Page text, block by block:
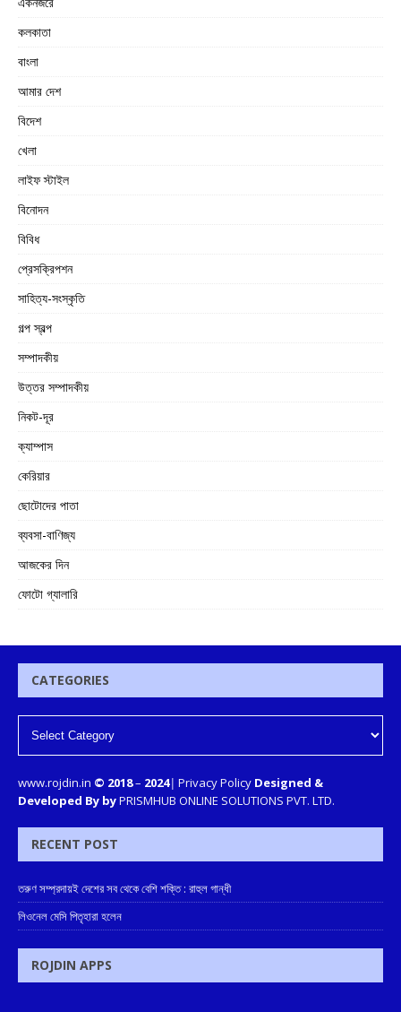
কলকাতা
বাংলা
আমার দেশ
বিদেশ
খেলা
লাইফ স্টাইল
বিনোদন
বিবিধ
প্রেসক্রিপশন
সাহিত্য-সংস্কৃতি
গল্প স্বল্প
সম্পাদকীয়
উত্তর সম্পাদকীয়
নিকট-দূর
ক্যাম্পাস
কেরিয়ার
ছোটোদের পাতা
ব্যবসা-বাণিজ্য
আজকের দিন
ফোটো গ্যালারি
CATEGORIES
www.rojdin.in © 2018– 2024| Privacy Policy Designed &
Developed By byPRISMHUB ONLINE SOLUTIONS PVT. LTD.
RECENT POST
তরুণ সম্প্রদায়ই দেশের সব থেকে বেশি শক্তি : রাহুল গান্ধী
লিওনেল মেসি পিতৃহারা হলেন
ROJDIN APPS